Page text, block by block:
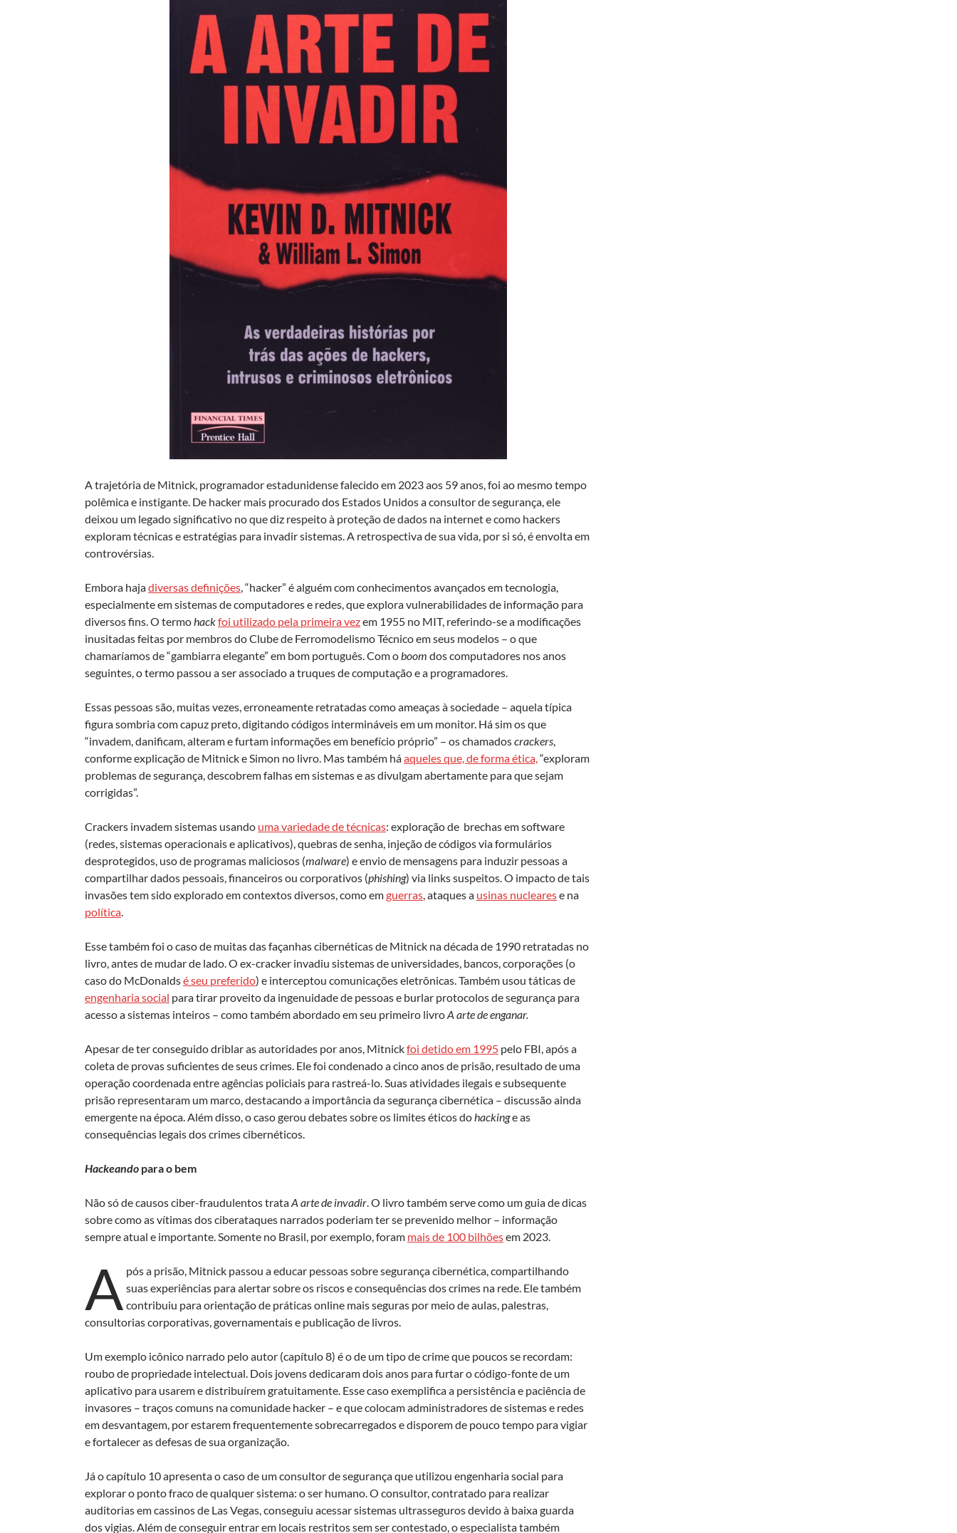
A trajetória de Mitnick, programador estadunidense falecido em 2023 aos 59 anos, foi ao mesmo tempo
polêmica e instigante. De hacker mais procurado dos Estados Unidos a consultor de segurança, ele
deixou um legado significativo no que diz respeito à proteção de dados na internet e como hackers
exploram técnicas e estratégias para invadir sistemas. A retrospectiva de sua vida, por si só, é envolta em
controvérsias.
Embora hajadiversas definições , “hacker” é alguém com conhecimentos avançados em tecnologia,
especialmente em sistemas de computadores e redes, que explora vulnerabilidades de informação para
diversos fins. O termo hackfoi utilizado pela primeira vezem 1955 no MIT, referindo-se a modificações
inusitadas feitas por membros do Clube de Ferromodelismo Técnico em seus modelos – o que
chamaríamos de “gambiarra elegante” em bom português. Com o boom dos computadores nos anos
seguintes, o termo passou a ser associado a truques de computação e a programadores.
Essas pessoas são, muitas vezes, erroneamente retratadas como ameaças à sociedade – aquela típica
figura sombria com capuz preto, digitando códigos intermináveis em um monitor. Há sim os que
“invadem, danificam, alteram e furtam informações em benefício próprio” – os chamadoscrackers
conforme explicação de Mitnick e Simon no livro. Mas também háaqueles que, de forma ética, “exploram
problemas de segurança, descobrem falhas em sistemas e as divulgam abertamente para que sejam
corrigidas”.
Crackers invadem sistemas usando uma variedade de técnicas: exploração de brechas em software
(redes, sistemas operacionais e aplicativos), quebras de senha, injeção de códigos via formulários
desprotegidos, uso de programas maliciosos (malware) e envio de mensagens para induzir pessoas a
compartilhar dados pessoais, financeiros ou corporativos (phishing) via links suspeitos. O impacto de tais
invasões tem sido explorado em contextos diversos, como emguerras , ataques a usinas nuclearese na
política
Esse também foi o caso de muitas das façanhas cibernéticas de Mitnick na década de 1990 retratadas no
livro, antes de mudar de lado. O ex-cracker invadiu sistemas de universidades, bancos, corporações (o
caso do McDonaldsé seu preferido) e interceptou comunicações eletrônicas. Também usou táticas de
engenharia social para tirar proveito da ingenuidade de pessoas e burlar protocolos de segurança para
acesso a sistemas inteiros – como também abordado em seu primeiro livroA arte de enganar.
Apesar de ter conseguido driblar as autoridades por anos, Mitnickfoi detido em 1995 pelo FBI, após a
coleta de provas suficientes de seus crimes. Ele foi condenado a cinco anos de prisão, resultado de uma
operação coordenada entre agências policiais para rastreá-lo. Suas atividades ilegais e subsequente
prisão representaram um marco, destacando a importância da segurança cibernética – discussão ainda
emergente na época. Além disso, o caso gerou debates sobre os limites éticos do hackinge as
consequências legais dos crimes cibernéticos.
Hackeando para o bem
Não só de causos ciber-fraudulentos trataA arte de invadir . O livro também serve como um guia de dicas
sobre como as vítimas dos ciberataques narrados poderiam ter se prevenido melhor – informação
sempre atual e importante. Somente no Brasil, por exemplo, foram mais de 100 bilhõesem 2023.
A pós a prisão, Mitnick passou a educar pessoas sobre segurança cibernética, compartilhando
suas experiências para alertar sobre os riscos e consequências dos crimes na rede. Ele também
contribuiu para orientação de práticas online mais seguras por meio de aulas, palestras,
consultorias corporativas, governamentais e publicação de livros.
Um exemplo icônico narrado pelo autor (capítulo 8) é o de um tipo de crime que poucos se recordam:
roubo de propriedade intelectual. Dois jovens dedicaram dois anos para furtar o código-fonte de um
aplicativo para usarem e distribuírem gratuitamente. Esse caso exemplifica a persistência e paciência de
invasores – traços comuns na comunidade hacker – e que colocam administradores de sistemas e redes
em desvantagem, por estarem frequentemente sobrecarregados e disporem de pouco tempo para vigiar
e fortalecer as defesas de sua organização.
Já o capítulo 10 apresenta o caso de um consultor de segurança que utilizou engenharia social para
explorar o ponto fraco de qualquer sistema: o ser humano. O consultor, contratado para realizar
auditorias em cassinos de Las Vegas, conseguiu acessar sistemas ultrasseguros devido à baixa guarda
dos vigias. Além de conseguir entrar em locais restritos sem ser contestado, o especialista também